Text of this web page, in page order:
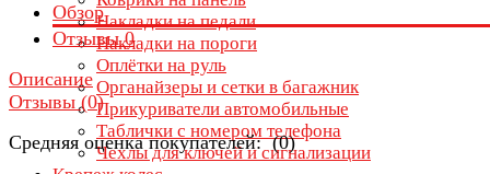
Накладки на педали
Накладки на пороги
Оплётки на руль
Органайзеры и сетки в багажник
Прикуриватели автомобильные
Таблички с номером телефона
Чехлы для ключей и сигнализации
Обзор
Отзывы0
Описание
Отзывы (0)
Средняя оценка покупателей: (0)